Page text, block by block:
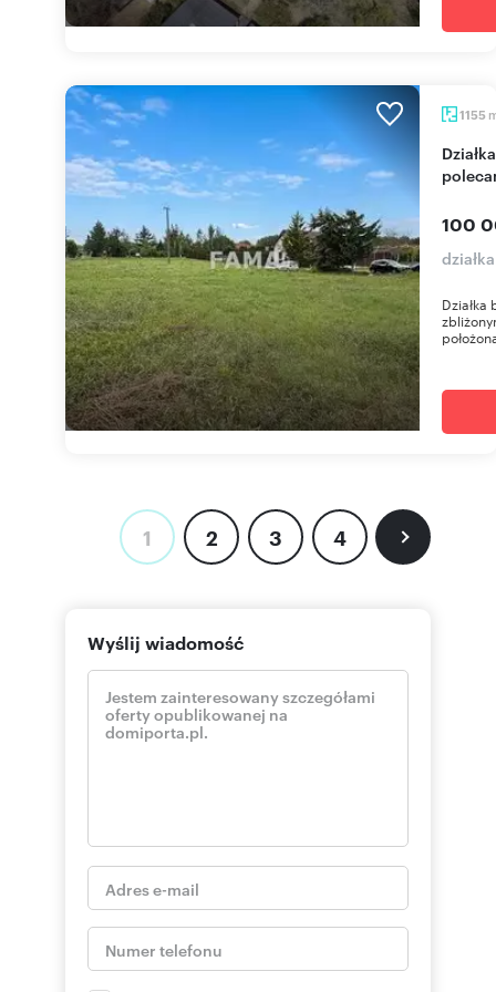
1155
Działka 1155 m² z warunkami zabudowy, Bogucin -
100
1 2 3 4
Wyślij wiadomość